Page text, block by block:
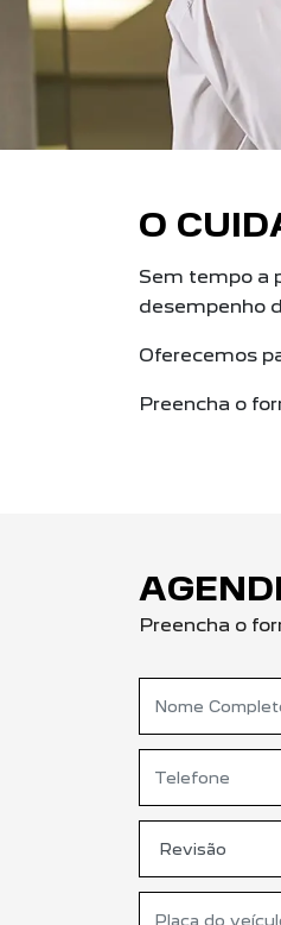
O
Sem tempo a
desempenho
Oferecemos
Preencha o
Preencha o